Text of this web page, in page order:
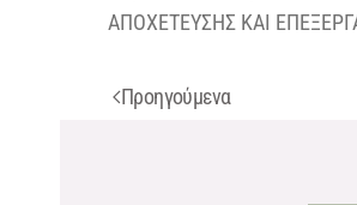
ΑΠΟΧΕΤΕΥΣΗΣ ΚΑΙ
Προηγούμενα